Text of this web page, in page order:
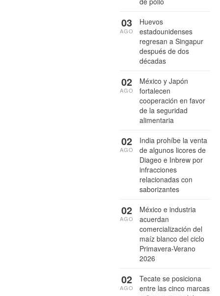
Huevos
estadounidenses
regresan a Singapur
después de dos
décadas
03
AGO
México y Japón
fortalecen
cooperación en favor
de la seguridad
alimentaria
02
AGO
India prohíbe la venta
de algunos licores de
Diageo e Inbrew por
infracciones
relacionadas con
saborizantes
02
AGO
México e industria
acuerdan
comercialización del
maíz blanco del ciclo
Primavera-Verano
2026
02
AGO
Tecate se posiciona
entre las cinco marcas
02
AGO